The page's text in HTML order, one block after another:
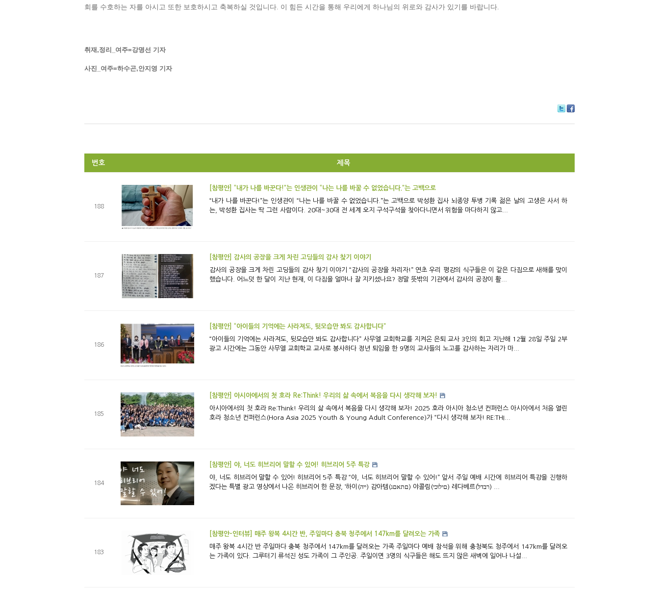
회를 수호하는 자를 아시고 또한 보호하시고 축복하실 것입니다 이 힘든 시간을 통해 우리에게 하나님의 위로와 감사가 있기를 바랍니다
취재,정리 여주=강명선 기자
사진_여주=하수곤,안지영 기자
itte ce
번호 제목
188
[참평안] “내가 나를 바꾼다!”는 인생관이 “나는 나를 바꿀 수 없었습니다.”는 고백으로
“내가 나를 바꾼다!”는 인생관이 “나는 나를 바꿀 수 없었습니다.”는 고백으로 박성환 집사 뇌종양 투병 기록 젊은 날의 고생은 사서 하
는, 박성환 집사는 딱 그런 사람이다. 20대~30대 전 세계 오지 구석구석을 찾아다니면서 위험을 마다하지 않고...
187
[참평안] 감사의 공장을 크게 차린 고딩들의 감사 찾기 이야기
감사의 공장을 크게 차린 고딩들의 감사 찾기 이야기 “감사의 공장을 차리자!” 연초 우리 평강의 식구들은 이 같은 다짐으로 새해를 맞이
했습니다. 어느덧 한 달이 지난 현재, 이 다짐을 얼마나 잘 지키셨나요? 정말 뜻밖의 기관에서 감사의 공장이 활...
186
[참평안] “아이들의 기억에는 사라져도, 뒷모습만 봐도 감사합니다”
“아이들의 기억에는 사라져도, 뒷모습만 봐도 감사합니다” 사무엘 교회학교를 지켜온 은퇴 교사 3인의 회고 지난해 12월 28일 주일 2부
광고 시간에는 그동안 사무엘 교회학교 교사로 봉사하다 정년 퇴임을 한 9명의 교사들의 노고를 감사하는 자리가 마...
185
[참평안] 아시아에서의 첫 호라 Re:Think! 우리의 삶 속에서 복음을 다시 생각해 보자!
아시아에서의 첫 호라 Re:Think! 우리의 삶 속에서 복음을 다시 생각해 보자! 2025 호라 아시아 청소년 컨퍼런스 아시아에서 처음 열린
호라 청소년 컨퍼런스(Hora Asia 2025 Youth & Young Adult Conference)가 “다시 생각해 보자! RE:THI...
184
[참평안] 야, 너도 히브리어 말할 수 있어! 히브리어 5주 특강
야, 너도 히브리어 말할 수 있어! 히브리어 5주 특강 “야, 너도 히브리어 말할 수 있어!” 앞서 주일 예배 시간에 히브리어 특강을 진행하
겠다는 특별 광고 영상에서 나온 히브리어 한 문장, ‘하이(ייה) 감아템(םתאםג) 야콜림(םילוכי) 레다베르(רבדל) ...
183
[참평안-인터뷰] 매주 왕복 4시간 반, 주일마다 충북 청주에서 147km를 달려오는 가족
매주 왕복 4시간 반 주일마다 충북 청주에서 147km를 달려오는 가족 주일마다 예배 참석을 위해 충청북도 청주에서 147km를 달려오
는 가족이 있다. 그루터기 류석진 성도 가족이 그 주인공. 주일이면 3명의 식구들은 해도 뜨지 않은 새벽에 일어나 나설...